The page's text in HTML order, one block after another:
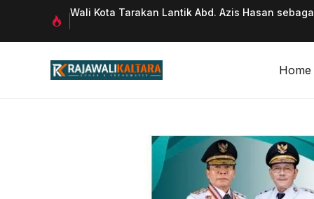
isi
Wali Kota Tarakan Lantik Abd. Azis Hasan
Home